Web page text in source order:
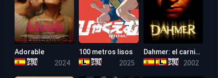
Adorable
2024
100 metros lisos
2025
Dahmer: el carnicero de Milwaukee
2002